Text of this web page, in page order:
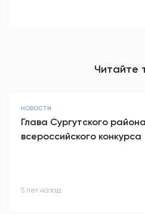
Читайте
НОВОСТИ
Глава Сургутского
всероссийского конкурса
5 лет назад